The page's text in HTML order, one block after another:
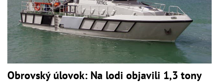
Obrovský úlovok: Na lodi objavili 1,3 tony